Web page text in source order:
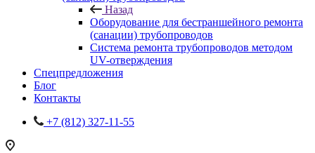
Назад
Оборудование для бестраншейного ремонта
(санации) трубопроводов
Система ремонта трубопроводов методом
UV-отверждения
Спецпредложения
Блог
Контакты
+7 (812) 327-11-55